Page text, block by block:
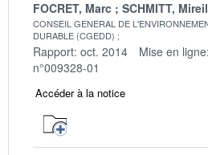
FOCRET, Marc SCHMITT,
CONSEIL GENERAL DE
DURABLE (CGEDD)
Rapport: oct. 2014 Mise en
n°009328-01
Accéder à la notice